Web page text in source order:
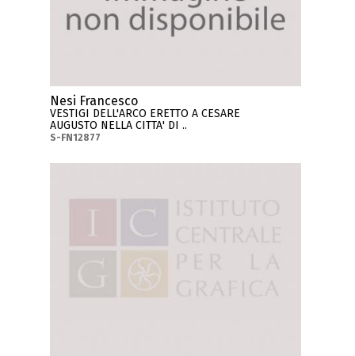
Nesi Francesco
VESTIGI DELL'ARCO ERETTO A CESARE
AUGUSTO NELLA CITTA' DI ..
S-FN12877